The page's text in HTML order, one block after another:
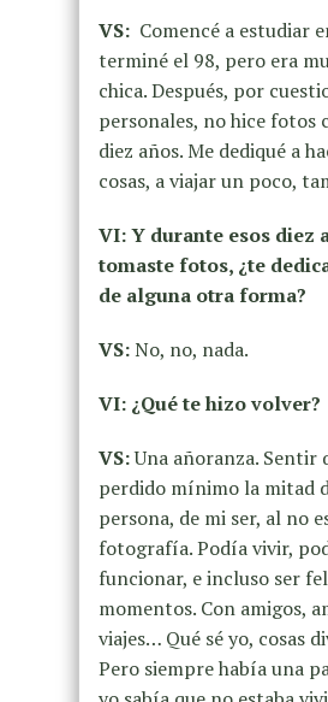
VS: Comencé a estudiar
terminé el 98, pero era
chica. Después, por
personales, no hice fotos
diez años. Me dediqué a
cosas, a viajar un poco,
VI: Y durante esos diez
tomaste fotos, ¿te
de alguna otra forma?
VS:No, no, nada.
VI: ¿Qué te hizo volver?
VS:Una añoranza. Sentir
perdido mínimo la mitad
persona, de mi ser, al no
fotografía. Podía vivir,
funcionar, e incluso ser
momentos. Con amigos,
viajes… Qué sé yo, cosas
Pero siempre había una